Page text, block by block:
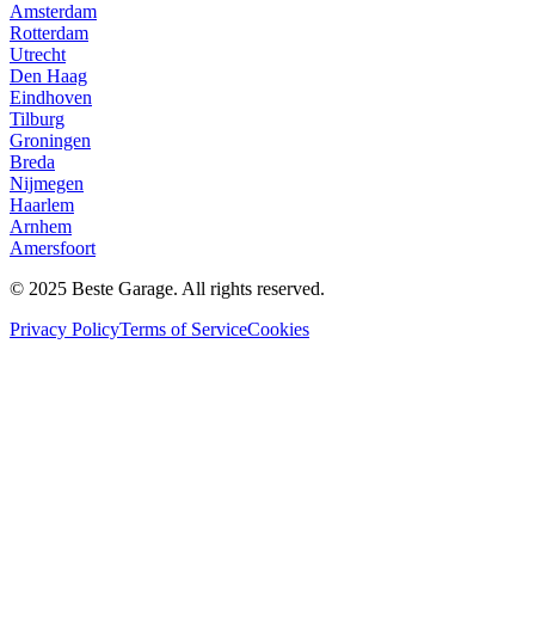
Amsterdam
Rotterdam
Utrecht
Den Haag
Eindhoven
Tilburg
Groningen
Breda
Nijmegen
Haarlem
Arnhem
Amersfoort
© 2025 Beste Garage. All rights reserved.
Privacy PolicyTerms of ServiceCookies